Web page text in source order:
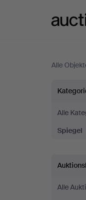
Alle
bei
Alle
Spiegel
Alle